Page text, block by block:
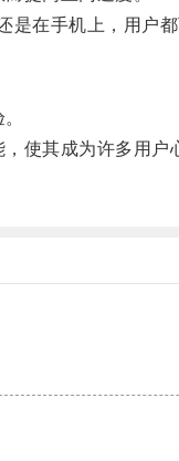
在手机上，用户
使其成为许多用户